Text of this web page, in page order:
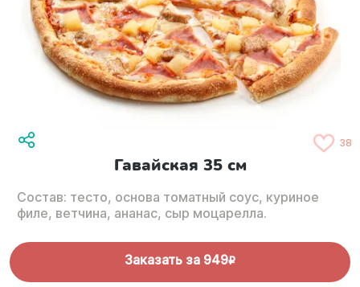
38
Гавайская 35 см
Состав: тесто, основа томатный соус, куриное
филе, ветчина, ананас, сыр моцарелла.
Заказать за 949R